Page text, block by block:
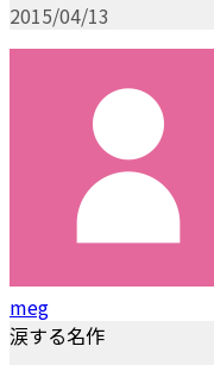
2015/04/13
meg
涙する名作